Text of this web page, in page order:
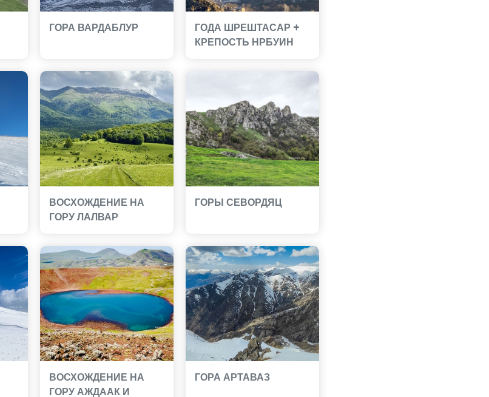
ГОРА ВАРДАБЛУР
ГОДА ШРЕШТАСАР +
КРЕПОСТЬ НРБУИН
ВОСХОЖДЕНИЕ НА
ГОРУ ЛАЛВАР
ГОРЫ СЕВОРДЯЦ
ВОСХОЖДЕНИЕ НА
ГОРУ АЖДААК И
ГОРА АРТАВАЗ